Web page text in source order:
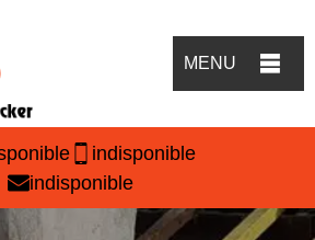
MENU
indisponible
indisponible